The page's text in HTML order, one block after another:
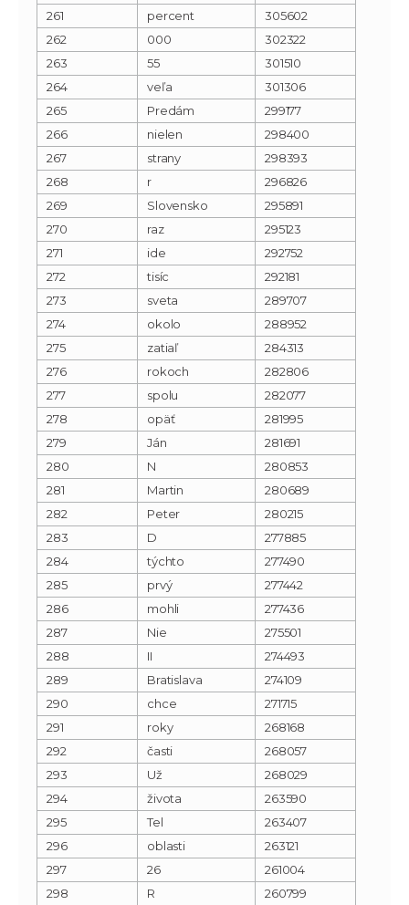
261
percent
305602
262
000
302322
263
55
301510
264
veľa
301306
265
Predám
299177
266
nielen
298400
267
strany
298393
268
r
296826
269
Slovensko
295891
270
raz
295123
271
ide
292752
272
tisíc
292181
273
sveta
289707
274
okolo
288952
275
zatiaľ
284313
276
rokoch
282806
277
spolu
282077
278
opäť
281995
279
Ján
281691
280
N
280853
281
Martin
280689
282
Peter
280215
283
D
277885
284
týchto
277490
285
prvý
277442
286
mohli
277436
287
Nie
275501
288
II
274493
289
Bratislava
274109
290
chce
271715
291
roky
268168
292
časti
268057
293
Už
268029
294
života
263590
295
Tel
263407
296
oblasti
263121
297
26
261004
298
R 260799